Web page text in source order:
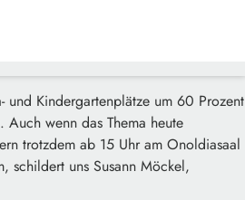
Kindergartenplätze um 60 Prozent
wenn das Thema heute
trotzdem ab 15 Uhr am Onoldiasaal
schildert uns Susann Möckel,